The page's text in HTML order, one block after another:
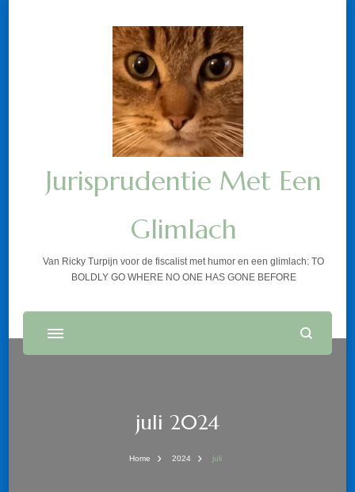
Jurisprudentie Met Een
Glimlach
Van Ricky Turpijn voor de fiscalist met humor en een glimlach: TO
BOLDLY GO WHERE NO ONE HAS GONE BEFORE
juli 2024
Home 2024 juli